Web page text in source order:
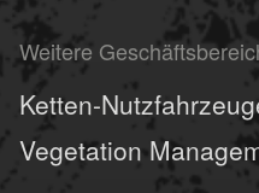
Weitere
Ketten-
Vegetation